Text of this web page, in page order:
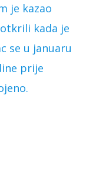
je kazao
kada je
se u januaru
prije